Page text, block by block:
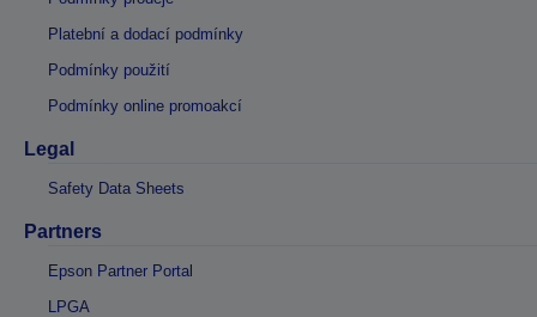
Platební a dodací podmínky
Podmínky použití
Podmínky online promoakcí
Legal
Safety Data Sheets
Partners
Epson Partner Portal
LPGA